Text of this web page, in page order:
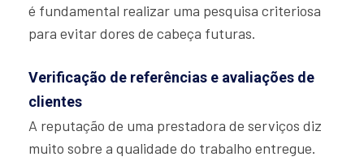
é fundamental realizar uma pesquisa criteriosa
para evitar dores de cabeça futuras.
Verificação de referências e avaliações de
clientes
A reputação de uma prestadora de serviços diz
muito sobre a qualidade do trabalho entregue.